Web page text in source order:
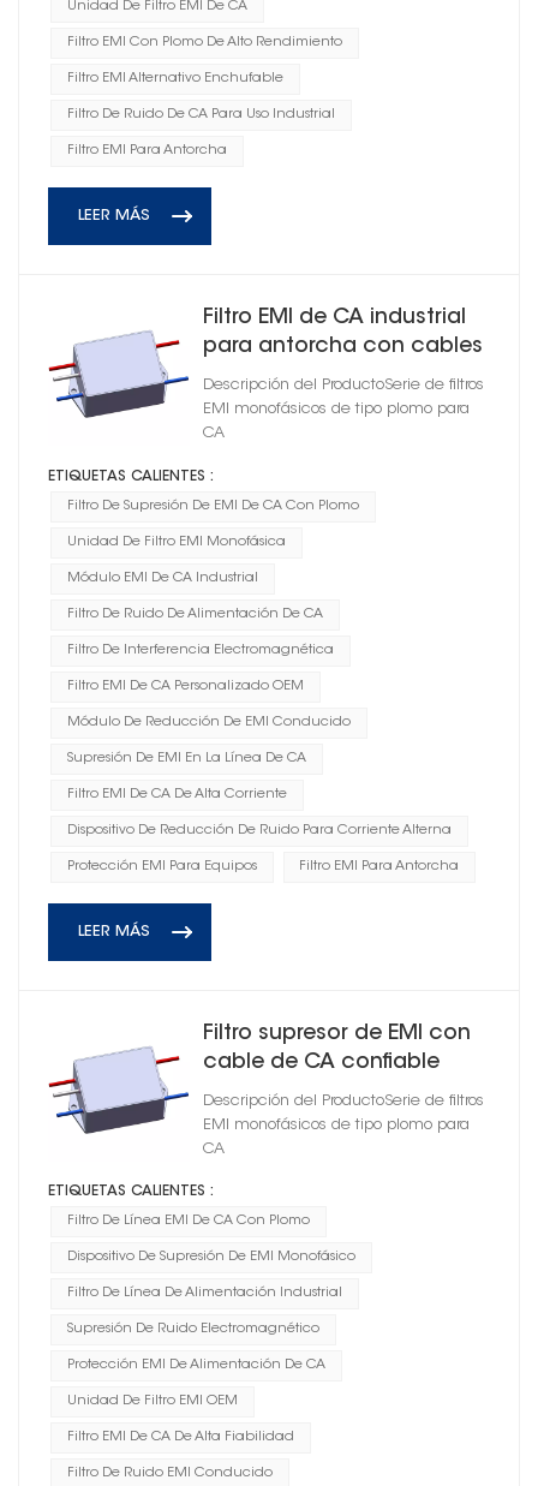
Unidad De Filtro EMI De CA
Filtro EMI Con Plomo De Alto Rendimiento
Filtro EMI Alternativo Enchufable
Filtro De Ruido De CA Para Uso Industrial
Filtro EMI Para Antorcha
LEER MÁS
Filtro EMI de CA industrial
para antorcha con cables
Descripción del ProductoSerie de filtros
EMI monofásicos de tipo plomo para
CA
ETIQUETAS CALIENTES :
Filtro De Supresión De EMI De CA Con Plomo
Unidad De Filtro EMI Monofásica
Módulo EMI De CA Industrial
Filtro De Ruido De Alimentación De CA
Filtro De Interferencia Electromagnética
Filtro EMI De CA Personalizado OEM
Módulo De Reducción De EMI Conducido
Supresión De EMI En La Línea De CA
Filtro EMI De CA De Alta Corriente
Dispositivo De Reducción De Ruido Para Corriente Alterna
Protección EMI Para Equipos Filtro EMI Para Antorcha
LEER MÁS
Filtro supresor de EMI con
cable de CA confiable
para antorcha
Descripción del ProductoSerie de filtros
EMI monofásicos de tipo plomo para
CA
ETIQUETAS CALIENTES :
Filtro De Línea EMI De CA Con Plomo
Dispositivo De Supresión De EMI Monofásico
Filtro De Línea De Alimentación Industrial
Supresión De Ruido Electromagnético
Protección EMI De Alimentación De CA
Unidad De Filtro EMI OEM
Filtro EMI De CA De Alta Fiabilidad
Filtro De Ruido EMI Conducido